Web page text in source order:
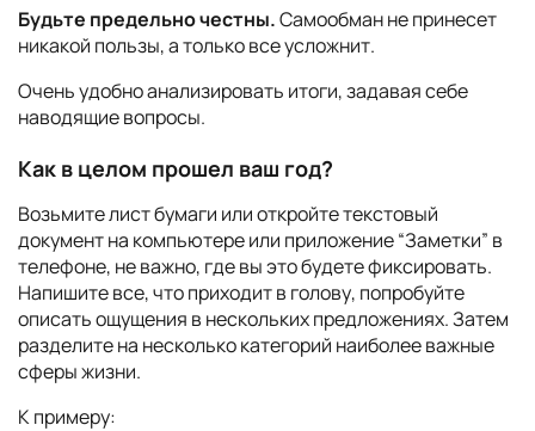
Будьте предельно честны.Самообман не принесет
никакой пользы, а только все усложнит.
Очень удобно анализировать итоги, задавая себе
наводящие вопросы.
Как в целом прошел ваш год?
Возьмите лист бумаги или откройте текстовый
документ на компьютере или приложение “Заметки” в
телефоне, не важно, где вы это будете фиксировать.
Напишите все, что приходит в голову, попробуйте
описать ощущения в нескольких предложениях. Затем
разделите на несколько категорий наиболее важные
сферы жизни.
К примеру: